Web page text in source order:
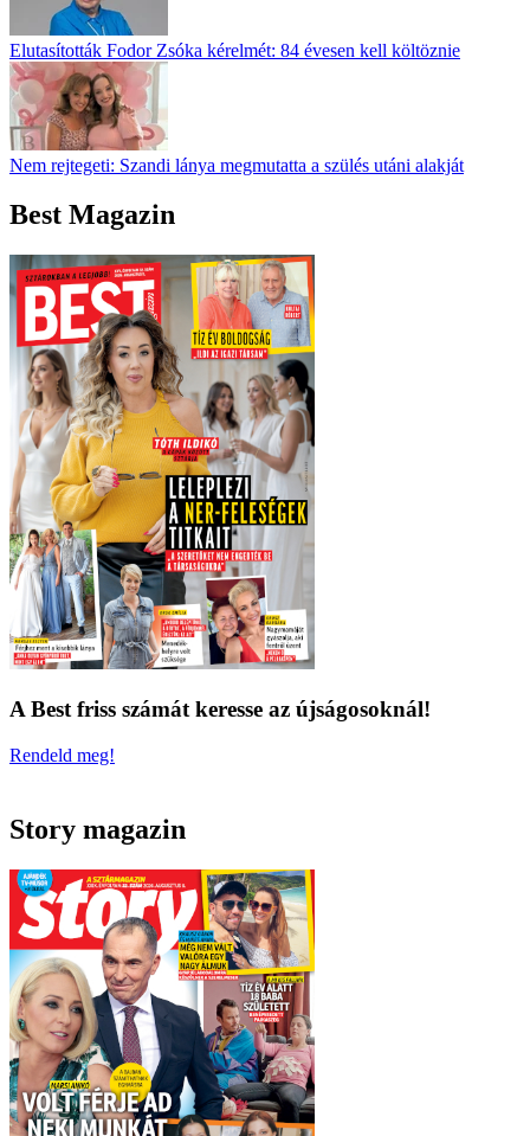
Elutasították Fodor Zsóka kérelmét: 84 évesen kell költöznie
Nem rejtegeti: Szandi lánya megmutatta a szülés utáni alakját
Best Magazin
A Best friss számát keresse az újságosoknál!
Rendeld meg!
Story magazin